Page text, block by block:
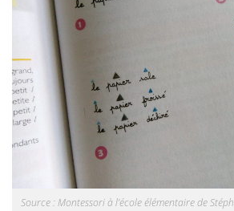
Source : Montessori à l’école élémentaire de